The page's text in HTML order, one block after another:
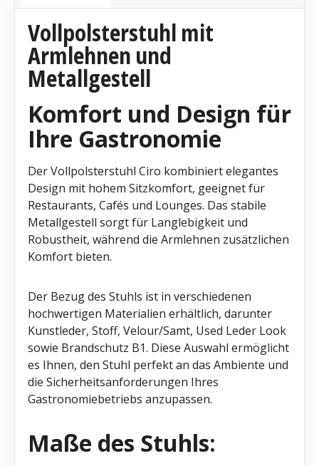
Vollpolsterstuhl mit
Armlehnen und
Metallgestell
Komfort und Design für
Ihre Gastronomie
Der Vollpolsterstuhl Ciro kombiniert elegantes
Design mit hohem Sitzkomfort, geeignet für
Restaurants, Cafés und Lounges. Das stabile
Metallgestell sorgt für Langlebigkeit und
Robustheit, während die Armlehnen zusätzlichen
Komfort bieten.
Der Bezug des Stuhls ist in verschiedenen
hochwertigen Materialien erhältlich, darunter
Kunstleder, Stoff, Velour/Samt, Used Leder Look
sowie Brandschutz B1. Diese Auswahl ermöglicht
es Ihnen, den Stuhl perfekt an das Ambiente und
die Sicherheitsanforderungen Ihres
Gastronomiebetriebs anzupassen.
Maße des Stuhls: